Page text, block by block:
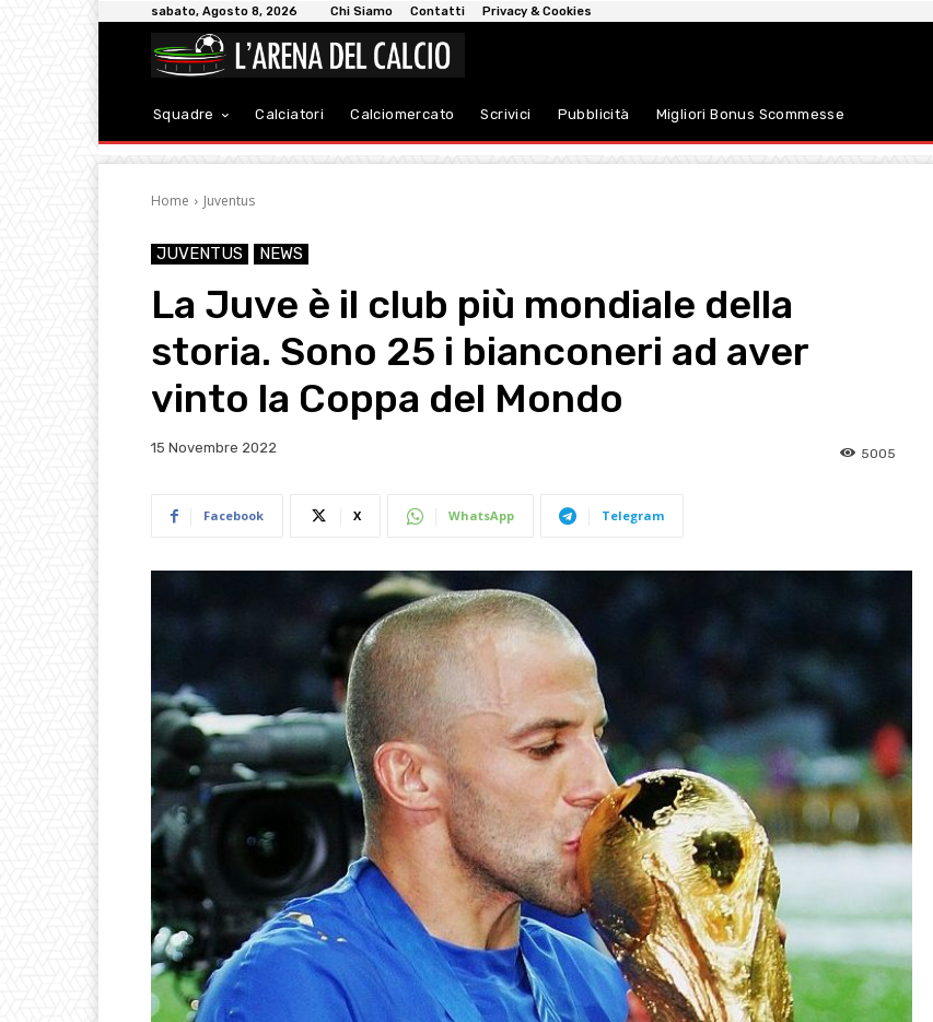
sabato, Agosto 8, 2026 Chi Siamo Contatti Privacy & Cookies
Squadre Calciatori Calciomercato Scrivici Pubblicità Migliori Bonus Scommesse
Home Juventus
JUVENTUS NEWS
La Juve è il club più mondiale della
storia. Sono 25 i bianconeri ad aver
vinto la Coppa del Mondo
15 Novembre 2022 5005
Facebook X WhatsApp Telegram